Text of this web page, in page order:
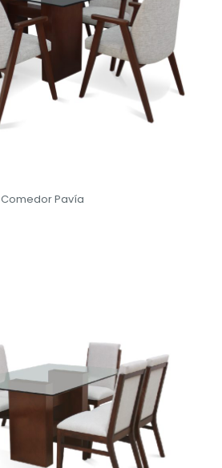
Comedor Pavía